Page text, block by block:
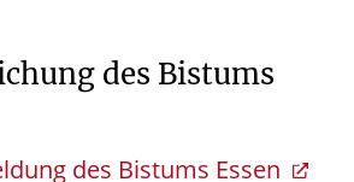
des Bistums
des Bistums Essen